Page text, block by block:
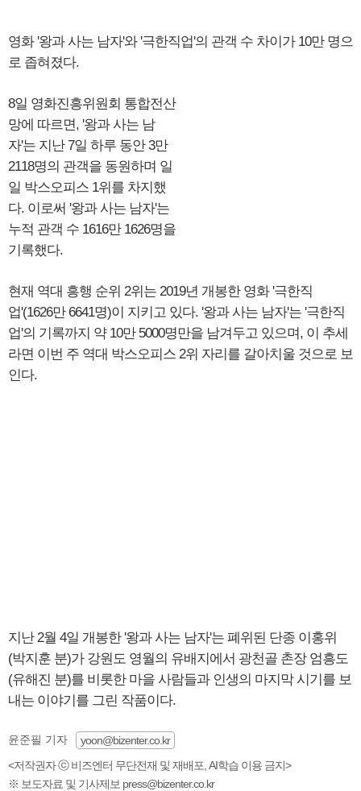
영화 '왕과 사는 남자'와 '극한직업'의 관객 수 차이가 10만 명으
로 좁혀졌다.
8일 영화진흥위원회 통합전산
망에 따르면, '왕과 사는 남
자'는 지난 7일 하루 동안 3만
2118명의 관객을 동원하며 일
일 박스오피스 1위를 차지했
다. 이로써 '왕과 사는 남자'는
누적 관객 수 1616만 1626명을
기록했다.
현재 역대 흥행 순위 2위는 2019년 개봉한 영화 '극한직
업'(1626만 6641명)이 지키고 있다. '왕과 사는 남자'는 '극한직
업'의 기록까지 약 10만 5000명만을 남겨두고 있으며, 이 추세
라면 이번 주 역대 박스오피스 2위 자리를 갈아치울 것으로 보
인다.
지난 2월 4일 개봉한 '왕과 사는 남자'는 폐위된 단종 이홍위
(박지훈 분)가 강원도 영월의 유배지에서 광천골 촌장 엄흥도
(유해진 분)를 비롯한 마을 사람들과 인생의 마지막 시기를 보
내는 이야기를 그린 작품이다.
윤준필 기자
yoon@bizenter.co.kr
<저작권자 ⓒ 비즈엔터 무단전재 및 재배포, AI학습 이용 금지>
※ 보도자료 및 기사제보 press@bizenter.co.kr